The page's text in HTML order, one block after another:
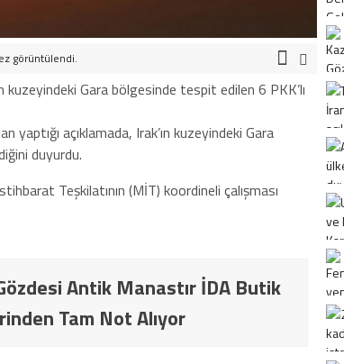
görüntülendi.
kuzeyindeki Gara bölgesinde tespit edilen 6 PKK’lı
yaptığı açıklamada, Irak’ın kuzeyindeki Gara
duyurdu.
Teşkilatının (MİT) koordineli çalışması
Antik Manastır İDA Butik
Tam Not Alıyor